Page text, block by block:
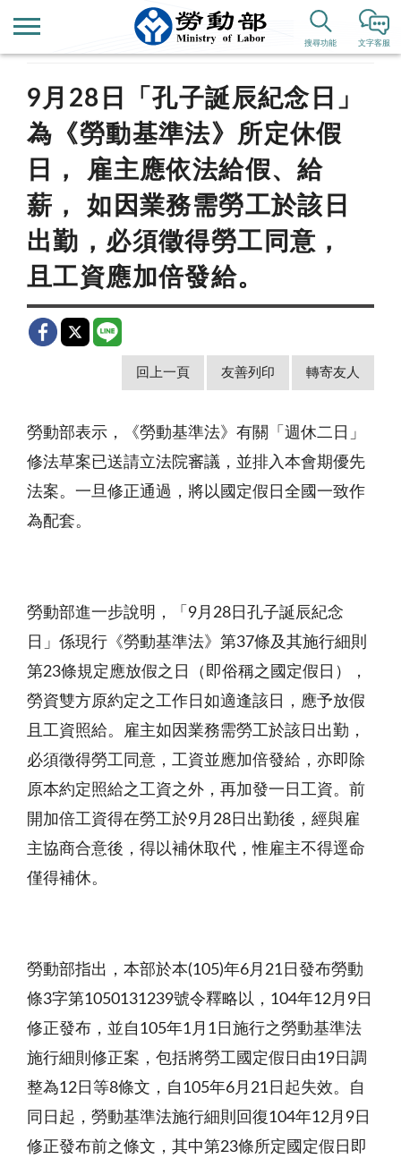
文字客服
搜尋功能
新聞公告 歷史新聞
9月28日「孔子誕辰紀念日」
為《勞動基準法》所定休假
日， 雇主應依法給假、給
薪， 如因業務需勞工於該日
出勤，必須徵得勞工同意，
且工資應加倍發給。
回上一頁 友善列印 轉寄友人
勞動部表示，《勞動基準法》有關「週休二日」
修法草案已送請立法院審議，並排入本會期優先
法案。一旦修正通過，將以國定假日全國一致作
為配套。
勞動部進一步說明，「 9月 28 日孔子誕辰紀念
日」係現行《勞動基準法》第37條及其施行細則
第23條規定應放假之日（即俗稱之國定假日），
勞資雙方原約定之工作日如適逢該日，應予放假
且工資照給。雇主如因業務需勞工於該日出勤，
必須徵得勞工同意，工資並應加倍發給，亦即除
原本約定照給之工資之外，再加發一日工資。前
開加倍工資得在勞工於9月 28 日出勤後，經與雇
主協商合意後，得以補休取代，惟雇主不得逕命
僅得補休。
勞動部指出，本部於本(105)年6月 21 日發布勞動
條3字第1050131239號令釋略以， 104年12月 9 日
修正發布，並自 105年1月 1 日施行之勞動基準法
施行細則修正案，包括將勞工國定假日由19 日調
整為12 日等8條文，自 105年6月 21 日起失效。自
同日起，勞動基準法施行細則回復104年12月 9 日
修正發布前之條文，其中第23條所定國定假日即